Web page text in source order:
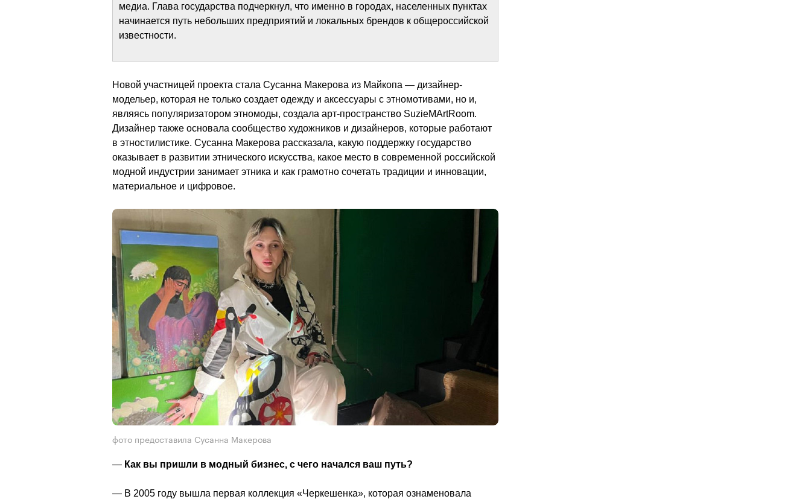
медиа. Глава государства подчеркнул, что именно в городах, населенных пунктах
начинается путь небольших предприятий и локальных брендов к общероссийской
известности.
Новой участницей проекта стала Сусанна Макерова из Майкопа — дизайнер-
модельер, которая не только создает одежду и аксессуары с этномотивами, но и,
являясь популяризатором этномоды, создала арт-пространство SuzieMArtRoom.
Дизайнер также основала сообщество художников и дизайнеров, которые работают
в этностилистике. Сусанна Макерова рассказала, какую поддержку государство
оказывает в развитии этнического искусства, какое место в современной российской
модной индустрии занимает этника и как грамотно сочетать традиции и инновации,
материальное и цифровое.
фото предоставила Сусанна Макерова
— Как вы пришли в модный бизнес, с чего начался ваш путь?
— В 2005 году вышла первая коллекция «Черкешенка», которая ознаменовала